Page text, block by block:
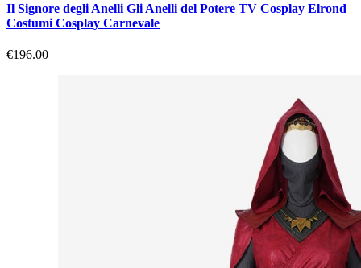
Il Signore degli Anelli Gli Anelli del Potere TV Cosplay Elrond
Costumi Cosplay Carnevale
€196.00